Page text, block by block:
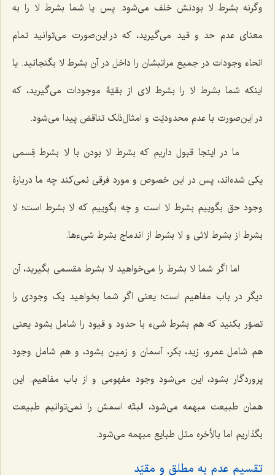
وگرنه بشرط لا بودنش خلف می‌شود. پس یا شما بشرط لا را به
معنای عدم حد و قید می‌گیرید، که در این‌صورت می‌توانید تمام
انحاء وجودات در جمیع مراتبشان را داخل در آن بشرط لا بگنجانید. یا
اینکه شما بشرط لا را بشرط لای از بقیّۀ موجودات می‌گیرید، که
در این‌صورت با عدم محدودیّت و امثال‌ذلک تناقض پیدا می‌شود.
ما در اینجا قبول داریم که بشرط لا بودن با لا بشرط قِسمی
یکی شده‌اند، پس در این خصوص و مورد فرقی نمی‌کند چه ما دربارۀ
وجود حق بگوییم بشرط لا است و چه بگوییم که لا بشرط است؛ لا
بشرط از بشرط لائی و لا بشرط از اندماج بشرط شیءها.
اما اگر شما لا بشرط را می‌خواهید لا بشرط مَقسمی بگیرید، آن
دیگر در باب مفاهیم است؛ یعنی اگر شما بخواهید یک وجودی را
تصوّر بکنید که هم بشرط شیء با حدود و قیود را شامل بشود یعنی
هم شامل عمرو، زید، بکر، آسمان و زمین بشود، و هم شامل وجود
پروردگار بشود، این می‌شود وجود مفهومی و از باب مفاهیم. این
همان طبیعت مبهمه می‌شود، البتّه اسمش را نمی‌توانیم طبیعت
بگذاریم اما بالأخره مثل طبایع مبهمه می‌شود.
تقسیم عدم به مطلق و مقیّد